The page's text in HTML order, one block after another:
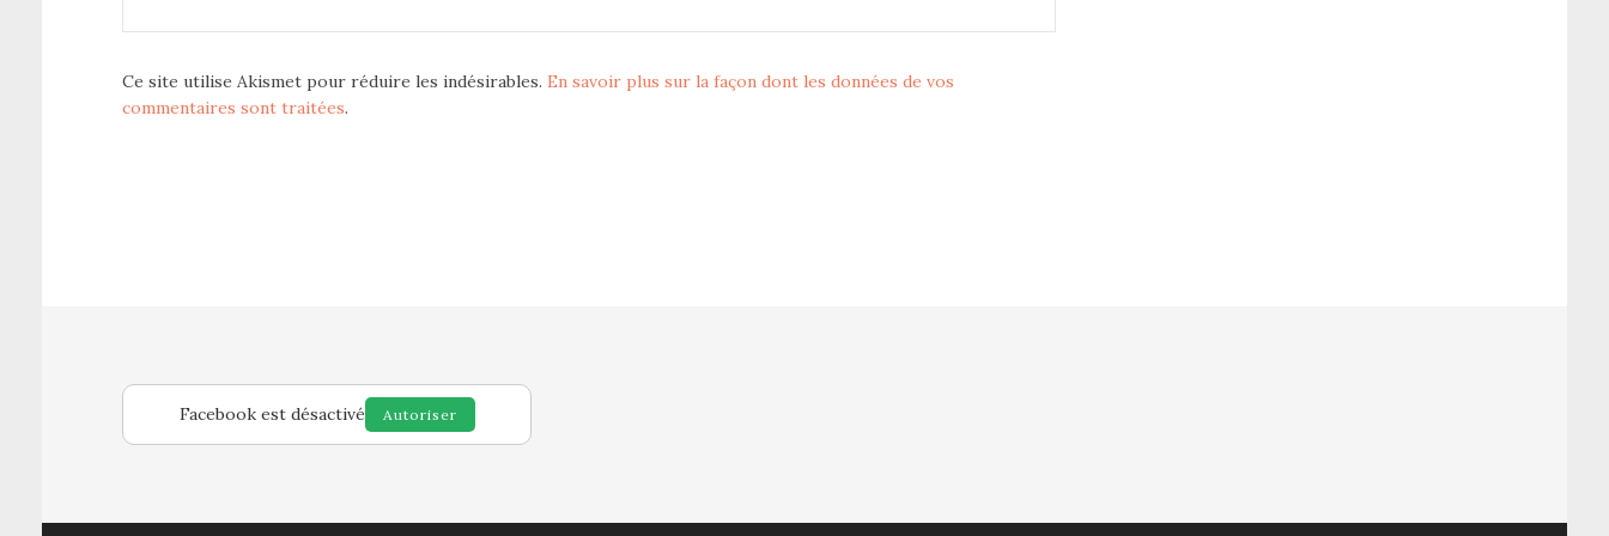
Ce site utilise Akismet pour réduire les indésirables. En savoir plus sur la façon dont les données de vos
commentaires sont traitées.
Facebook est désactivé Autoriser